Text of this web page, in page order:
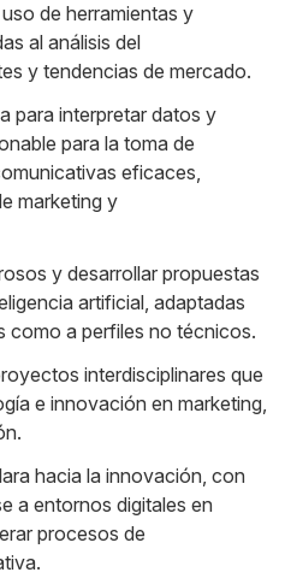
de herramientas y
al análisis del
y tendencias de mercado.
para interpretar datos y
para la toma de
eficaces,
marketing y
y desarrollar propuestas
artificial, adaptadas
como a perfiles no técnicos.
interdisciplinares que
e innovación en marketing,
hacia la innovación, con
a entornos digitales en
procesos de